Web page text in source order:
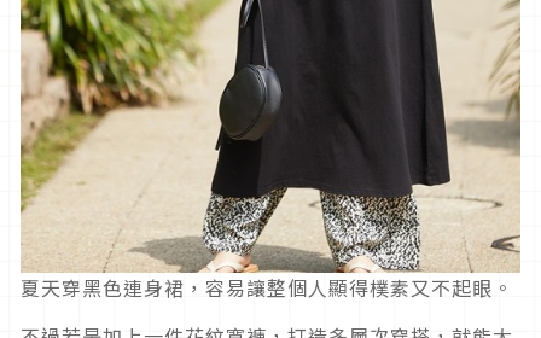
夏天穿黑色連身裙，容易讓整個人顯得樸素又不起眼。